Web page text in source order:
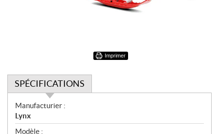
Imprimer
SPÉCIFICATIONS
S
p
é
Manufacturier :
Lynx
Modèle :